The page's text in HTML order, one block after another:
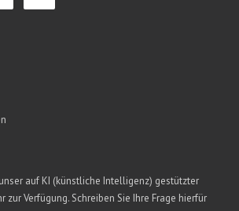
auf KI (künstliche Intelligenz) gestützter
zur Verfügung. Schreiben Sie Ihre Frage hierfür